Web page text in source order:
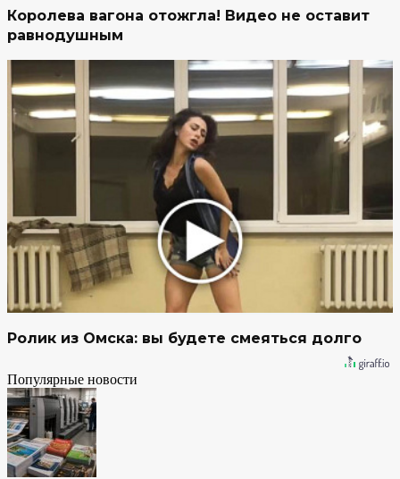
Королева вагона отожгла! Видео не оставит
равнодушным
Ролик из Омска: вы будете смеяться долго
Популярные новости